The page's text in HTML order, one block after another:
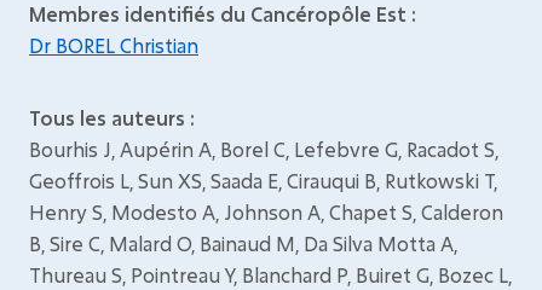
Membres identifiés du Cancéropôle Est :
Dr BOREL Christian
Tous les auteurs :
Bourhis J, Aupérin A, Borel C, Lefebvre G, Racadot S,
Geoffrois L, Sun XS, Saada E, Cirauqui B, Rutkowski T,
Henry S, Modesto A, Johnson A, Chapet S, Calderon
B, Sire C, Malard O, Bainaud M, Da Silva Motta A,
Thureau S, Pointreau Y, Blanchard P, Buiret G, Bozec L,